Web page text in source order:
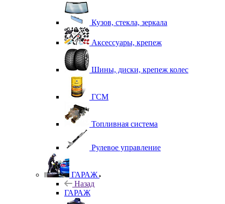
Кузов, стекла, зеркала
Аксессуары, крепеж
Шины, диски, крепеж колес
ГСМ
Топливная система
Рулевое управление
ГАРАЖ
Назад
ГАРАЖ